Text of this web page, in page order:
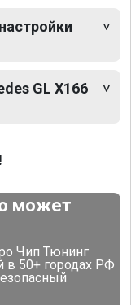
GL X166
может
Чип Тюнинг
в 50+ городах РФ